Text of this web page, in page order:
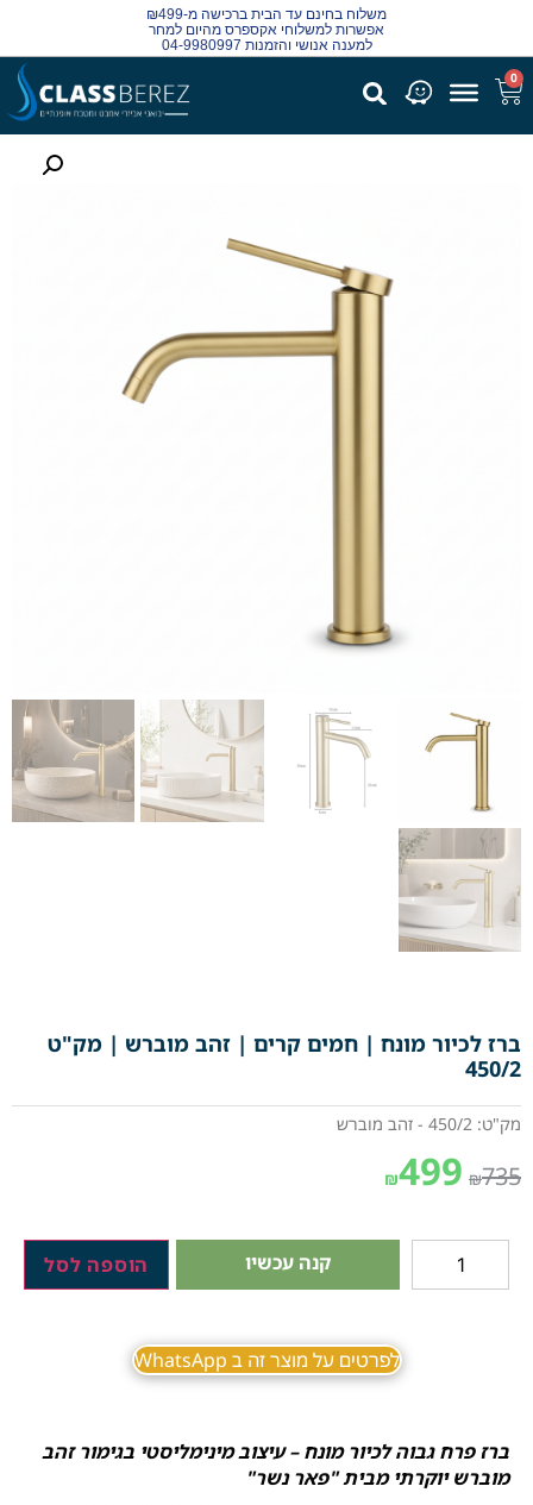
משלוח בחינם עד הבית ברכישה מ-₪499
אפשרות למשלוחי אקספרס מהיום למחר
למענה אנושי והזמנות 04-9980997
0
ברז לכיור מונח | חמים קרים | זהב מוברש | מק"ט
450/2
מק"ט: 450/2 - זהב מוברש
₪735
₪499
קנה עכשיו הוספה לסל
לפרטים על מוצר זה ב WhatsApp
ברז פרח גבוה לכיור מונח – עיצוב מינימליסטי בגימור זהב
מוברש יוקרתי מבית "פאר נשר"